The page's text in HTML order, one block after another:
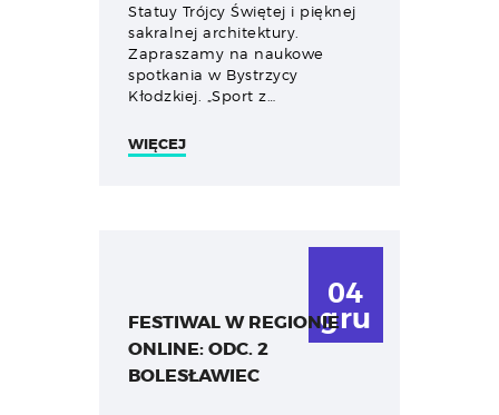
Statuy Trójcy Świętej i pięknej
sakralnej architektury.
Zapraszamy na naukowe
spotkania w Bystrzycy
Kłodzkiej. „Sport z…
WIĘCEJ
04
gru
FESTIWAL W REGIONIE
ONLINE: ODC. 2
BOLESŁAWIEC